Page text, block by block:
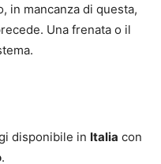
in mancanza di questa,
Una frenata o il
disponibile in Italia con
.